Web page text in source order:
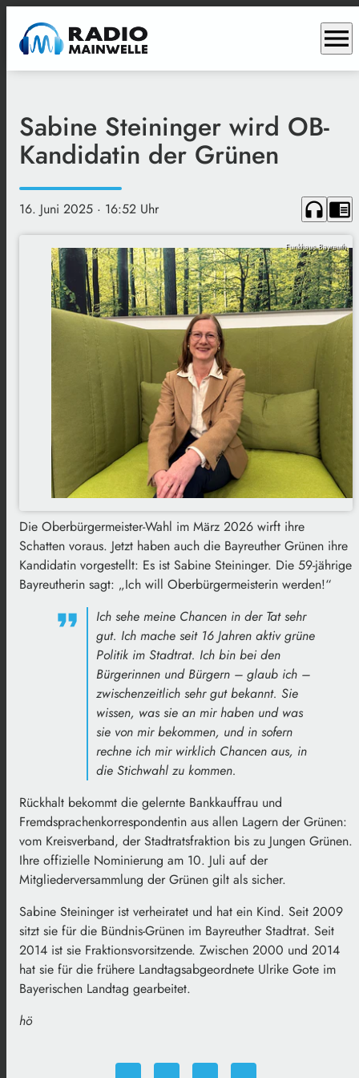
menu
Sabine Steininger wird OB-
Kandidatin der Grünen
16. Juni 2025 · 16:52 Uhr headphones chrome_reader_mode
Funkhaus Bayreuth
Die Oberbürgermeister-Wahl im März 2026 wirft ihre
Schatten voraus. Jetzt haben auch die Bayreuther Grünen ihre
Kandidatin vorgestellt: Es ist Sabine Steininger. Die 59-jährige
Bayreutherin sagt: „Ich will Oberbürgermeisterin werden!“
Ich sehe meine Chancen in der Tat sehr
gut. Ich mache seit 16 Jahren aktiv grüne
Politik im Stadtrat. Ich bin bei den
Bürgerinnen und Bürgern – glaub ich –
zwischenzeitlich sehr gut bekannt. Sie
wissen, was sie an mir haben und was
sie von mir bekommen, und in sofern
rechne ich mir wirklich Chancen aus, in
die Stichwahl zu kommen.
Rückhalt bekommt die gelernte Bankkauffrau und
Fremdsprachenkorrespondentin aus allen Lagern der Grünen:
vom Kreisverband, der Stadtratsfraktion bis zu Jungen Grünen.
Ihre offizielle Nominierung am 10. Juli auf der
Mitgliederversammlung der Grünen gilt als sicher.
Sabine Steininger ist verheiratet und hat ein Kind. Seit 2009
sitzt sie für die Bündnis-Grünen im Bayreuther Stadtrat. Seit
2014 ist sie Fraktionsvorsitzende. Zwischen 2000 und 2014
hat sie für die frühere Landtagsabgeordnete Ulrike Gote im
Bayerischen Landtag gearbeitet.
hö